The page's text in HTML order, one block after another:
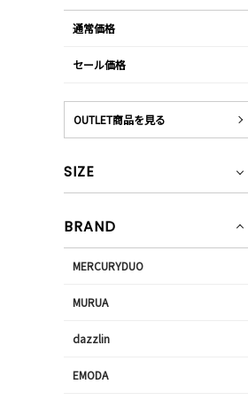
通常価格
セール価格
OUTLET商品を見る
SIZE
BRAND
MERCURYDUO
MURUA
dazzlin
EMODA